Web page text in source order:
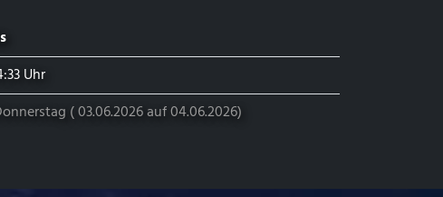
( 03.06.2026 auf 04.06.2026)
Uhr